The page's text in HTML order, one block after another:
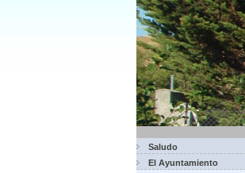
Saludo
El Ayuntamiento